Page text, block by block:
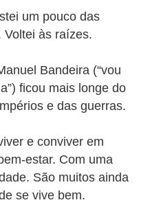
um pouco das
Voltei às raízes.
Bandeira (“vou
ficou mais longe do
e das guerras.
e conviver em
estar. Com uma
São muitos ainda
se vive bem.